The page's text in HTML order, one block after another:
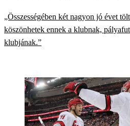
„Összességében két nagyon jó évet
köszönhetek ennek a klubnak,
klubjának.”